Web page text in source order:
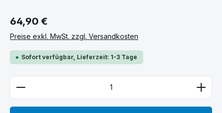
Regulärer Preis:
64,90 €
Preise exkl. MwSt. zzgl. Versandkosten
Sofort verfügbar, Lieferzeit: 1-3 Tage
Produkt Anzahl: Gib den gewünschten Wert ein